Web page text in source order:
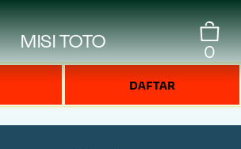
MISI TOTO 0
DAFTAR